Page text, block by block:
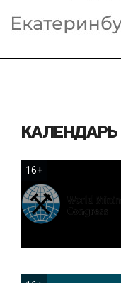
КАЛЕНДАРЬ
16+